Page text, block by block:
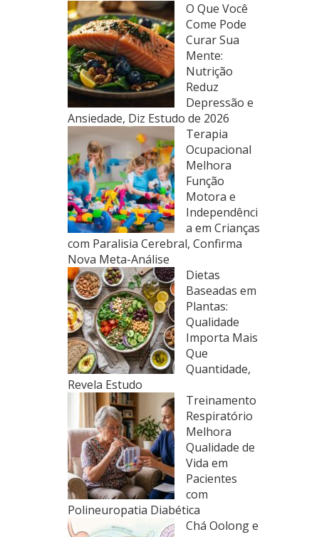
O Que Você
Come Pode
Curar Sua
Mente:
Nutrição
Reduz
Depressão e
Ansiedade, Diz Estudo de 2026
Terapia
Ocupacional
Melhora
Função
Motora e
Independênci
a em Crianças
com Paralisia Cerebral, Confirma
Nova Meta-Análise
Dietas
Baseadas em
Plantas:
Qualidade
Importa Mais
Que
Quantidade,
Revela Estudo
Treinamento
Respiratório
Melhora
Qualidade de
Vida em
Pacientes
com
Polineuropatia Diabética
Chá Oolong e